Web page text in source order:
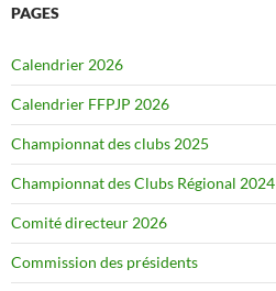
PAGES
Calendrier 2026
Calendrier FFPJP 2026
Championnat des clubs 2025
Championnat des Clubs Régional 2024
Comité directeur 2026
Commission des présidents